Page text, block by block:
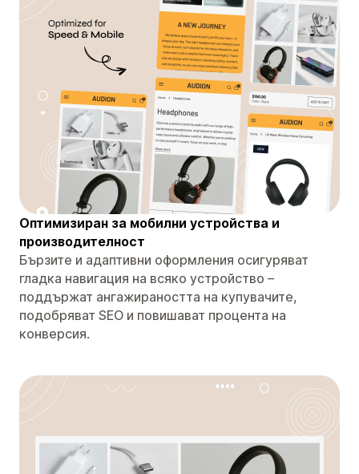
Оптимизиран за мобилни устройства и
производителност
Бързите и адаптивни оформления осигуряват
гладка навигация на всяко устройство –
поддържат ангажираността на купувачите,
подобряват SEO и повишават процента на
конверсия.